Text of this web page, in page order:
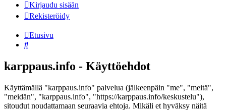
Kirjaudu sisään
Rekisteröidy
Etusivu
Etsi
karppaus.info - Käyttöehdot
Käyttämällä "karppaus.info" palvelua (jälkeenpäin "me", "meitä",
"meidän", "karppaus.info", "https://karppaus.info/keskustelu"),
sitoudut noudattamaan seuraavia ehtoja. Mikäli et hyväksy näitä